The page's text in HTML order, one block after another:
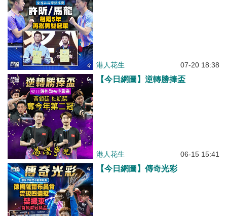
港人花生 07-20 18:38
【今日網圖】逆轉勝捧盃
港人花生 06-15 15:41
【今日網圖】傳奇光彩